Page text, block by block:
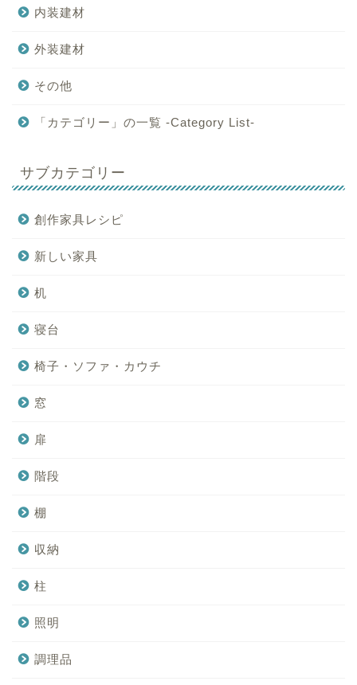
内装建材
外装建材
その他
「カテゴリー」の一覧 -Category List-
サブカテゴリー
創作家具レシピ
新しい家具
机
寝台
椅子・ソファ・カウチ
窓
扉
階段
棚
収納
柱
照明
調理品